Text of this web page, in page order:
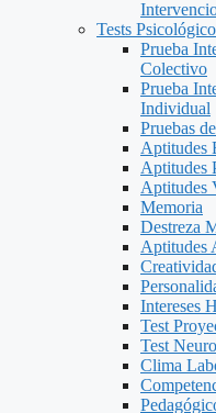
Tests
Prueba
Colectivo
Prueba
Individual
Pruebas
Aptitudes
Aptitudes
Aptitudes
Memoria
Destreza
Aptitudes
Intereses
Test
Test
Clima